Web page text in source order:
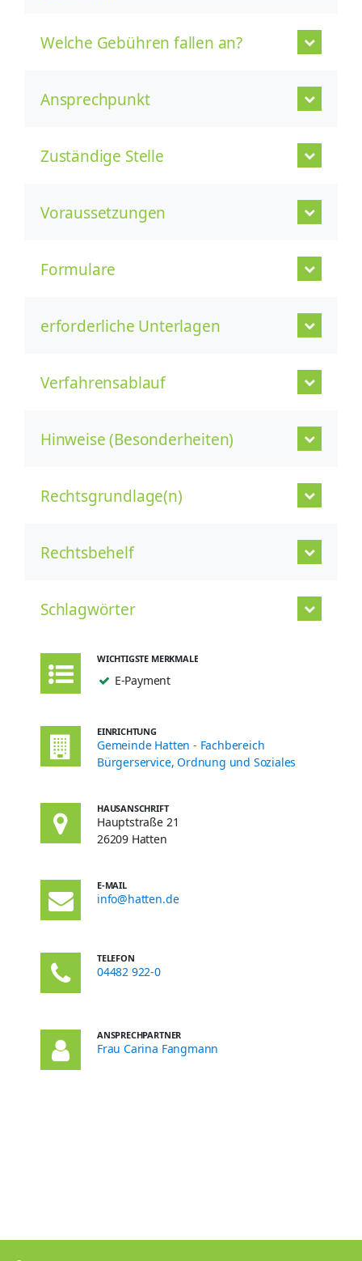
Welche Gebühren fallen an?
Ansprechpunkt
Zuständige Stelle
Voraussetzungen
Formulare
erforderliche Unterlagen
Verfahrensablauf
Hinweise (Besonderheiten)
Rechtsgrundlage(n)
Rechtsbehelf
Schlagwörter
WICHTIGSTE MERKMALE
E-Payment
EINRICHTUNG
Gemeinde Hatten - Fachbereich
Bürgerservice, Ordnung und Soziales
HAUSANSCHRIFT
Hauptstraße 21
26209 Hatten
E-MAIL
info@hatten.de
TELEFON
04482 922-0
ANSPRECHPARTNER
Frau Carina Fangmann